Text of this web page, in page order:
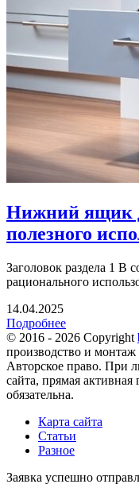
Нижний ящик
полезного
Заголовок раздела 1 В
рационального
14.04.2025
Подробнее
© 2016 - 2026 Copyright
производство и
Авторское право. При
сайта, прямая активная
обязательна.
Карта сайта
Статьи
Разное
Заявка успешно